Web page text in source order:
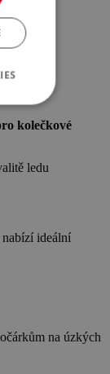
kolečkové
ledu
ideální
na úzkých